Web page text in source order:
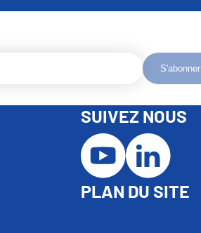
S'abonner
SUIVEZ NOUS
PLAN DU SITE